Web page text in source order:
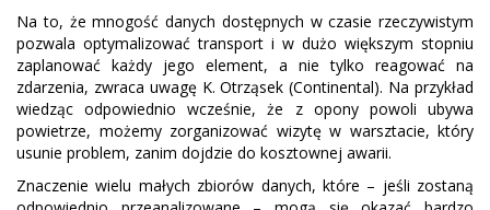
Na to, że mnogość danych dostępnych w czasie rzeczywistym
pozwala optymalizować transport i w dużo większym stopniu
zaplanować każdy jego element, a nie tylko reagować na
zdarzenia, zwraca uwagę K. Otrząsek (Continental). Na przykład
wiedząc odpowiednio wcześnie, że z opony powoli ubywa
powietrze, możemy zorganizować wizytę w warsztacie, który
usunie problem, zanim dojdzie do kosztownej awarii.
Znaczenie wielu małych zbiorów danych, które – jeśli zostaną